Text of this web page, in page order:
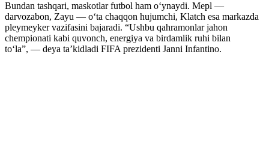
Bundan tashqari, maskotlar futbol ham oʻynaydi. Mepl —
darvozabon, Zayu — o‘ta chaqqon hujumchi, Klatch esa markazda
pleymeyker vazifasini bajaradi. “Ushbu qahramonlar jahon
chempionati kabi quvonch, energiya va birdamlik ruhi bilan
to‘la”, — deya ta’kidladi FIFA prezidenti Janni Infantino.